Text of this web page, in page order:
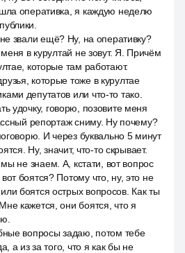
оперативка, я каждую неделю
звали ещё? Ну, на оперативку?
в курултай не зовут. Я. Причём
которые там работают.
которые тоже в курултае
депутатов или что-то тако.
удочку, говорю, позовите меня
репортаж сниму. Ну почему?
И через буквально 5 минут
Ну, значит, что-то скрывает.
не знаем. А, кстати, вот вопрос
боятся? Потому что, ну, это не
боятся острых вопросов. Как ты
кажется, они боятся, что я
вопросы задаю, потом тебе
а из за того, что я как бы не